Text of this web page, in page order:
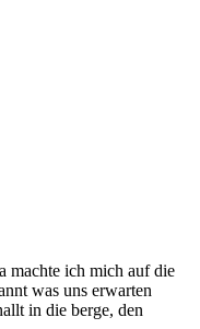
machte ich mich auf die
was uns erwarten
in die berge, den